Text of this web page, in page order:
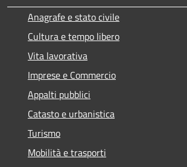
Anagrafe e stato civile
Cultura e tempo libero
Vita lavorativa
Imprese e Commercio
Appalti pubblici
Catasto e urbanistica
Turismo
Mobilità e trasporti